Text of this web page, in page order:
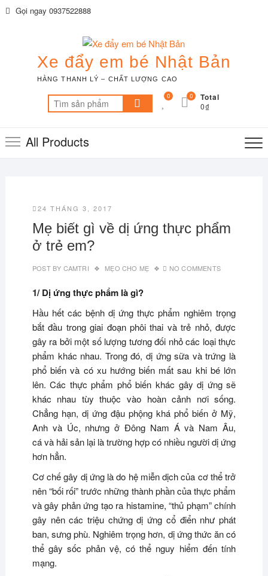
SkipGọi ngay 0937522888
Xe đẩy em bé Nhật Bản
HÀNG THANH LÝ – CHẤT LƯỢNG CAO
Tìm
kiếm:
0 Total
0₫
0
All Products
24 THÁNG 3, 2017
Mẹ biết gì về dị ứng thực phẩm
ở trẻ em?
POST BY CAMTRI MẸO CHO MẸ NO COMMENTS
1/ Dị ứng thực phẩm là gì?
Hầu hết các bệnh dị ứng thực phẩm nghiêm trọng
bắt đầu trong giai đoạn phôi thai và trẻ nhỏ, được
gây ra bởi một số lượng tương đối nhỏ các loại thực
phẩm khác nhau. Trong đó, dị ứng sữa và trứng là
phổ biến và có xu hướng biến mất sau khi bé lớn
lên. Các thực phẩm phổ biến khác gây dị ứng sẽ
khác nhau tùy thuộc vào hoàn cảnh nơi sống.
Chẳng hạn, dị ứng đậu phộng khá phổ biến ở Mỹ,
Anh và Úc, nhưng ở Đông Nam Á và Nam Âu,
cá và hải sản lại là trường hợp có nhiều người dị ứng
hơn hẳn.
Cơ chế gây dị ứng là do hệ miễn dịch của cơ thể trở
nên “bối rối” trước những thành phần của thực phẩm
và gây phản ứng tạo ra histamine, “thủ phạm” chính
gây nên các triệu chứng dị ứng cổ điển như phát
ban, sưng phù. Nghiêm trọng hơn, dị ứng thức ăn có
thể gây sốc phản vệ, có thể nguy hiểm đến tính
mạng.